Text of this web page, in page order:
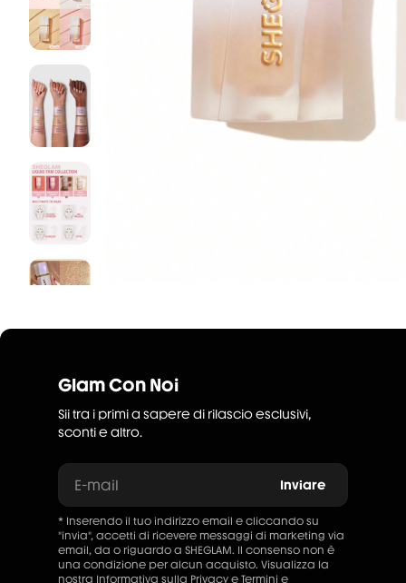
Glam Con Noi
Sii tra i primi a sapere di rilascio esclusivi,
sconti e altro.
E-mail Inviare
* Inserendo il tuo indirizzo email e cliccando su
"invia", accetti di ricevere messaggi di marketing via
email, da o riguardo a SHEGLAM. Il consenso non è
una condizione per alcun acquisto. Visualizza la
nostra Informativa sulla Privacy e Termini e